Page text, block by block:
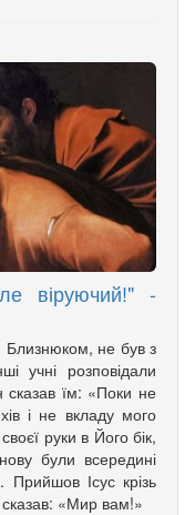
віруючий!" -
Близнюком, не був з
учні розповідали
їм: «Поки не
і не вкладу мого
руки в Його бік,
були всередині
Ісус крізь
сказав: «Мир вам!»